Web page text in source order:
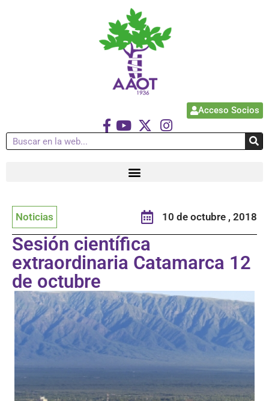
Acceso Socios
Noticias 10 de octubre , 2018
Sesión científica
extraordinaria Catamarca 12
de octubre